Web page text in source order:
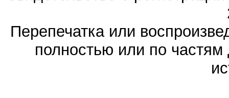
Перепечатка или
полностью или по частям